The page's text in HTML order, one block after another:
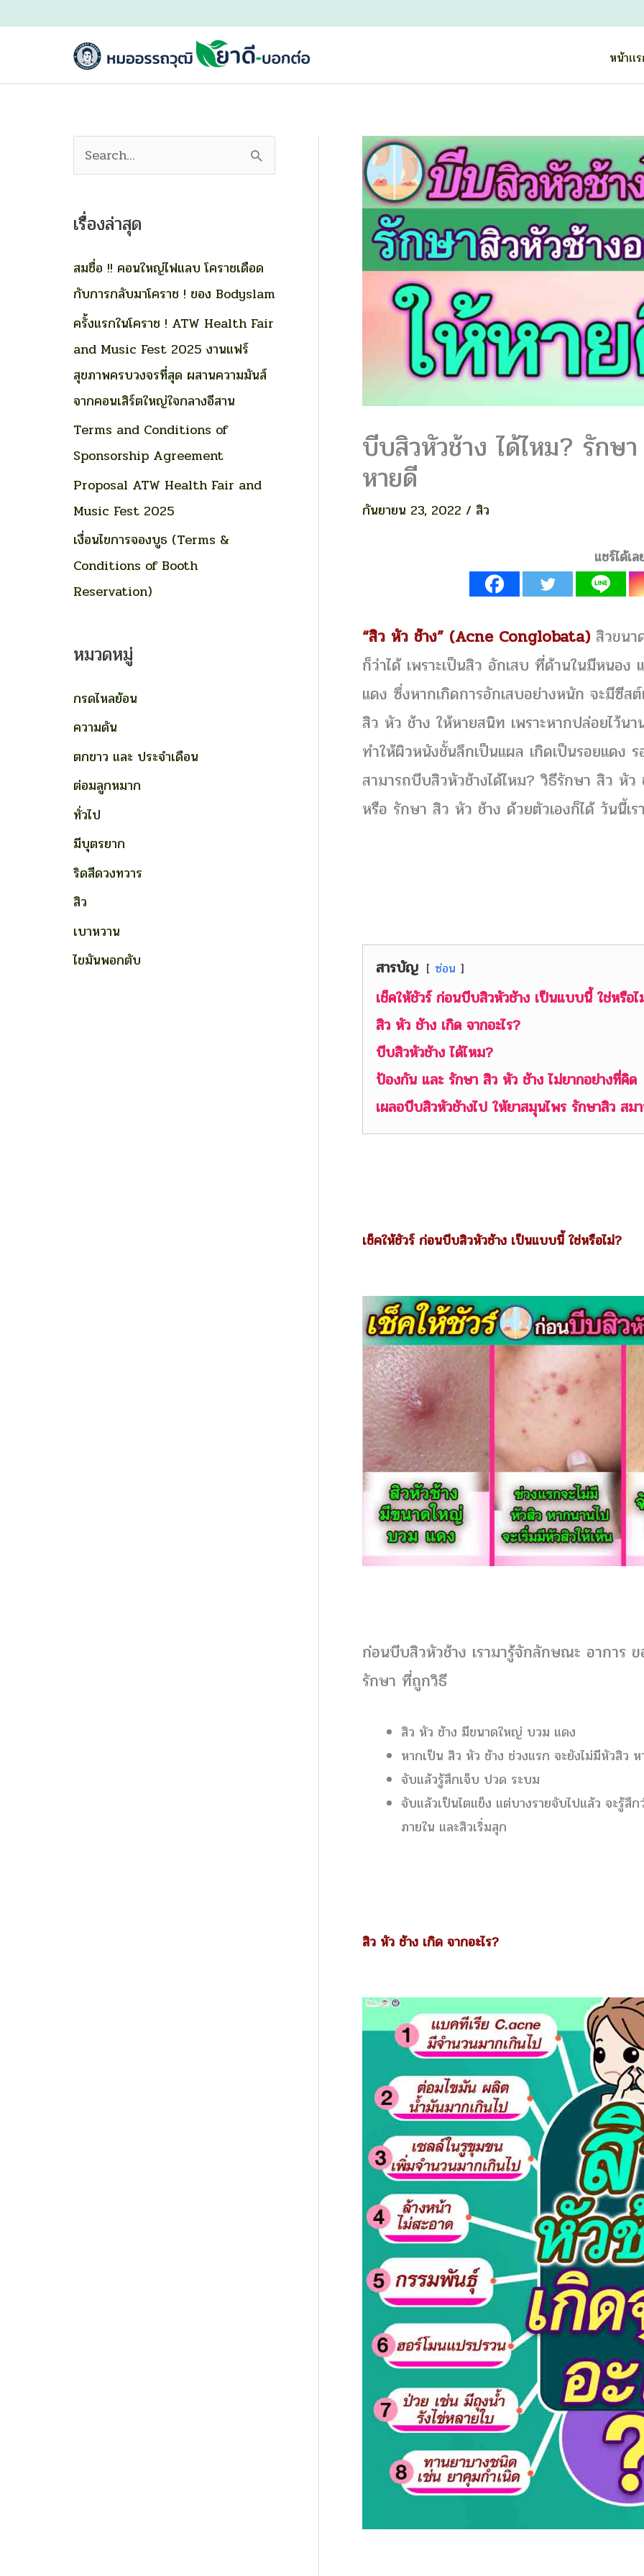
หน้าเเ
r
c
h
เรื่องล่าสุด
สมชื่อ !! คอนใหญ่ไฟแลบ โคราชเดือด
กับการกลับมาโคราช ! ของ Bodyslam
ครั้งแรกในโคราช ! ATW Health Fair
and Music Fest 2025 งานแฟร์
สุขภาพครบวงจรที่สุด ผสานความมันส์
จากคอนเสิร์ตใหญ่ใจกลางอีสาน
Terms and Conditions of
Sponsorship Agreement
Proposal ATW Health Fair and
Music Fest 2025
เงื่อนไขการจองบูธ (Terms &
Conditions of Booth
Reservation)
หมวดหมู่
กรดไหลย้อน
ความดัน
ตกขาว และ ประจำเดือน
ต่อมลูกหมาก
ทั่วไป
มีบุตรยาก
ริดสีดวงทวาร
สิว
เบาหวาน
ไขมันพอกตับ
บีบสิวหัวช้าง ได้ไหม? รักษ
หายดี
กันยายน 23, 2022 / สิว
แชร์ได้เ
“สิว หัว ช้าง” (Acne Conglobata) สิวขนา
ก็ว่าได้ เพราะเป็นสิว อักเสบ ที่ด้านในมีหนอง
แดง ซึ่งหากเกิดการอักเสบอย่างหนัก จะมีซีส
สิว หัว ช้าง ให้หายสนิท เพราะหากปล่อยไว้น
ทำให้ผิวหนังชั้นลึกเป็นแผล เกิดเป็นรอยแดง
สามารถบีบสิวหัวช้างได้ไหม? วิธีรักษา สิว หั
หรือ รักษา สิว หัว ช้าง ด้วยตัวเองก็ได้ วันนี้เ
สารบัญ ซ่อน
เช็คให้ชัวร์ ก่อนบีบสิวหัวช้าง เป็นแบบนี้ ใช่หรือ
สิว หัว ช้าง เกิด จากอะไร?
บีบสิวหัวช้าง ได้ไหม?
ป้องกัน และ รักษา สิว หัว ช้าง ไม่ยากอย่างที่คิด
เผลอบีบสิวหัวช้างไป ให้ยาสมุนไพร รักษาสิว สม
เช็คให้ชัวร์ ก่อนบีบสิวหัวช้าง เป็นแบบนี้ ใช่หรือไม่?
ก่อนบีบสิวหัวช้าง เรามารู้จักลักษณะ อาการ
รักษา ที่ถูกวิธี
สิว หัว ช้าง มีขนาดใหญ่ บวม แดง
หากเป็น สิว หัว ช้าง ช่วงแรก จะยังไม่มีหัวสิว
จับแล้วรู้สึกเจ็บ ปวด ระบม
จับแล้วเป็นไตแข็ง แต่บางรายจับไปแล้ว จะรู้สึ
ภายใน และสิวเริ่มสุก
สิว หัว ช้าง เกิด จากอะไร?